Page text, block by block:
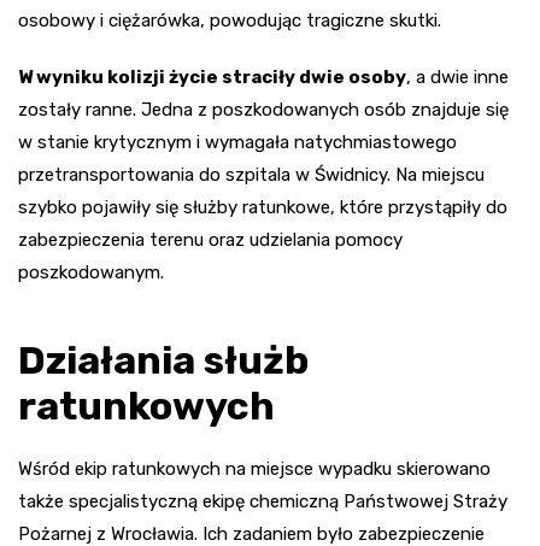
osobowy i ciężarówka, powodując tragiczne skutki.
W wyniku kolizji życie straciły dwie osoby, a dwie inne
zostały ranne. Jedna z poszkodowanych osób znajduje się
w stanie krytycznym i wymagała natychmiastowego
przetransportowania do szpitala w Świdnicy. Na miejscu
szybko pojawiły się służby ratunkowe, które przystąpiły do
zabezpieczenia terenu oraz udzielania pomocy
poszkodowanym.
Działania służb
ratunkowych
Wśród ekip ratunkowych na miejsce wypadku skierowano
także specjalistyczną ekipę chemiczną Państwowej Straży
Pożarnej z Wrocławia. Ich zadaniem było zabezpieczenie